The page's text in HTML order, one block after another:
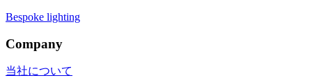
Bespoke lighting
Company
当社について